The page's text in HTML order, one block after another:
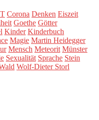
Corona Denken Eiszeit
Goethe Götter
Kinder Kinderbuch
Magie Martin Heidegger
Mensch Meteorit Münster
Sexualität Sprache Stein
Wolf-Dieter Storl